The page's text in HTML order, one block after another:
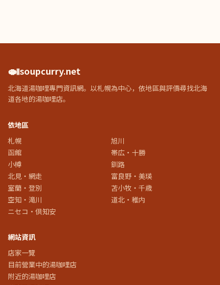
🍛soupcurry.net
北海道湯咖哩專門資訊網。以札幌為中心，依地區與評價尋找北海
道各地的湯咖哩店。
依地區
札幌
旭川
函館
帯広・十勝
小樽
釧路
北見・網走
富良野・美瑛
室蘭・登別
苫小牧・千歳
空知・滝川
道北・稚内
ニセコ・倶知安
網站資訊
店家一覽
目前營業中的湯咖哩店
附近的湯咖哩店